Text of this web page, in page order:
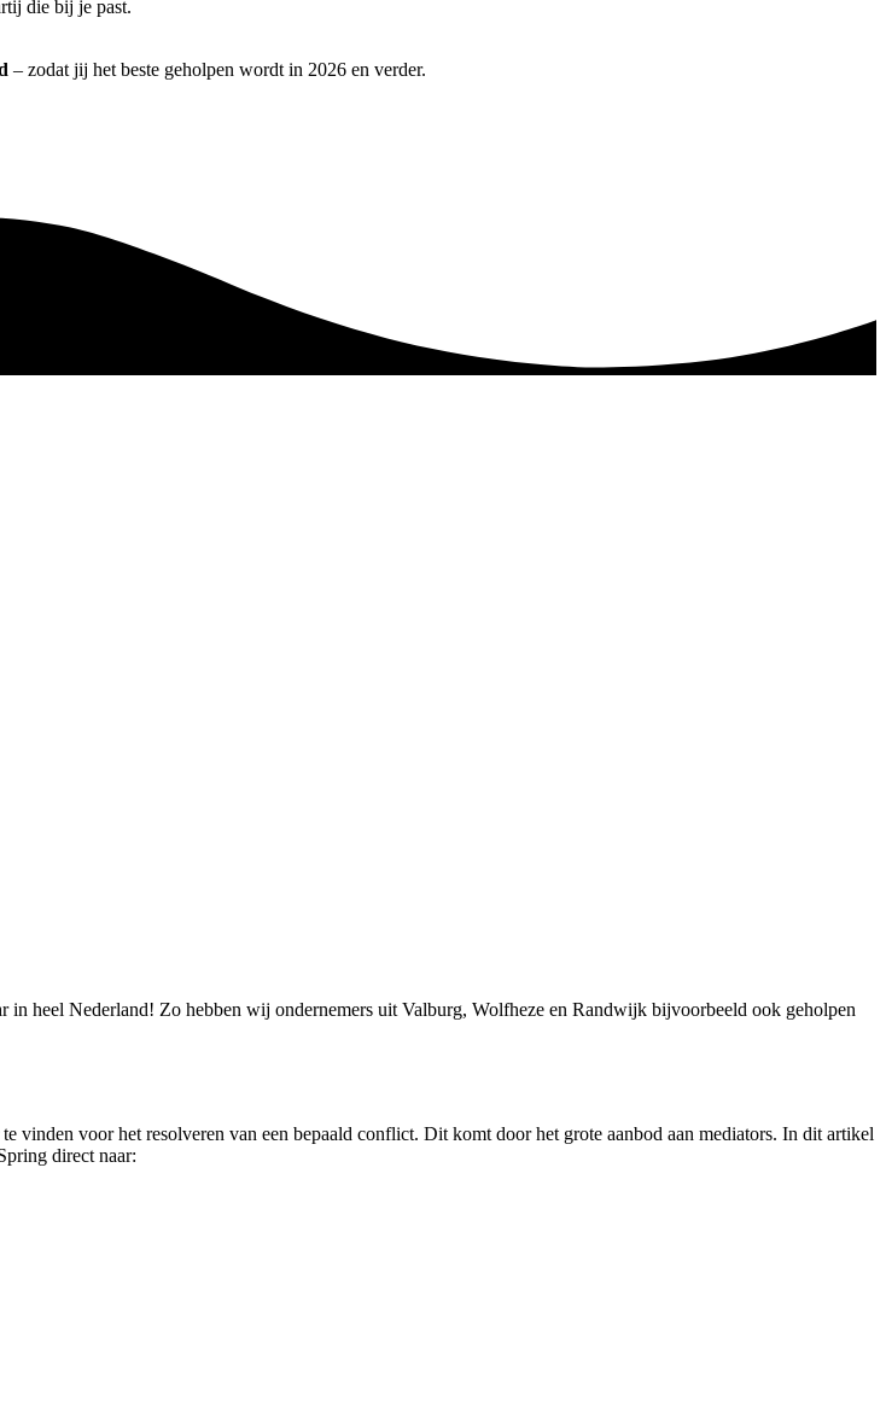
die bij je past.
– zodat jij het beste geholpen wordt in 2026 en verder.
heel Nederland! Zo hebben wij ondernemers uit Valburg, Wolfheze en Randwijk bijvoorbeeld ook geholpen
vinden voor het resolveren van een bepaald conflict. Dit komt door het grote aanbod aan mediators. In dit artikel
direct naar: